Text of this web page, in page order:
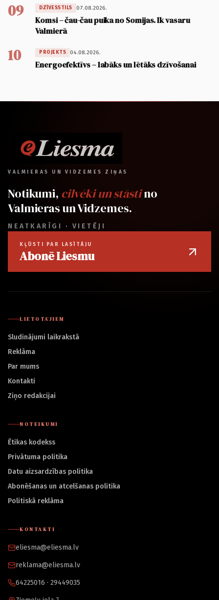
09 DZĪVESSTILS 07.08.2026.
Komsi – čau-čau puika no Somijas. Ik vasaru
Valmierā
10 PROJEKTS 04.08.2026.
Energoefektīvs – labāks un lētāks dzīvošanai
VALMIERAS UN VIDZEMES ZIŅAS
Notikumi, cilvēki un stāstino
Valmieras un Vidzemes.
NEATKARĪGI · VIETĒJI
KĻŪSTI PAR LASĪTĀJU
Abonē Liesmu
LIETOTĀJIEM
Sludinājumi laikrakstā
Reklāma
Par mums
Kontakti
Ziņo redakcijai
NOTEIKUMI
Ētikas kodekss
Privātuma politika
Datu aizsardzības politika
Abonēšanas un atcelšanas politika
Politiskā reklāma
KONTAKTI
eliesma@eliesma.lv
reklama@eliesma.lv
64225016 · 29449035